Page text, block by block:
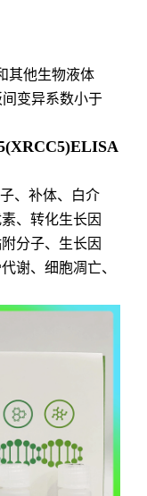
其他生物液体
变异系数小于
、补体、白介
、转化生长因
分子、生长因
谢、细胞凋亡、